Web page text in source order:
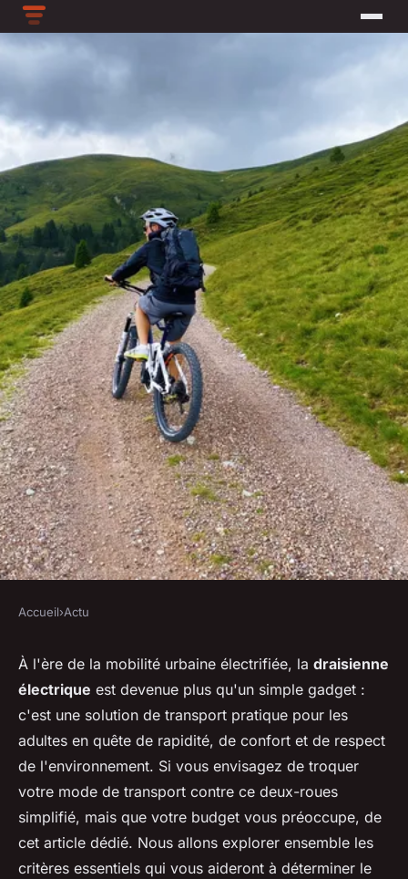
Quels critères de sélection
sont essentiels pour
déterminer le top 5 des
draisienne électriques
abordables pour les adultes
cette année ?
michelle •3 janvier 2024•2 min de lecture
Accueil›Actu
À l'ère de la mobilité urbaine électrifiée, la draisienne
électrique est devenue plus qu'un simple gadget :
c'est une solution de transport pratique pour les
adultes en quête de rapidité, de confort et de respect
de l'environnement. Si vous envisagez de troquer
votre mode de transport contre ce deux-roues
simplifié, mais que votre budget vous préoccupe, de
cet article dédié. Nous allons explorer ensemble les
critères essentiels qui vous aideront à déterminer le